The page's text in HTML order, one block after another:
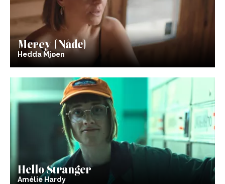
Mercy (Nåde)
Hedda Mjøen
Hello Stranger
Amélie Hardy